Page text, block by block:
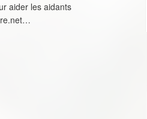
aider les aidants